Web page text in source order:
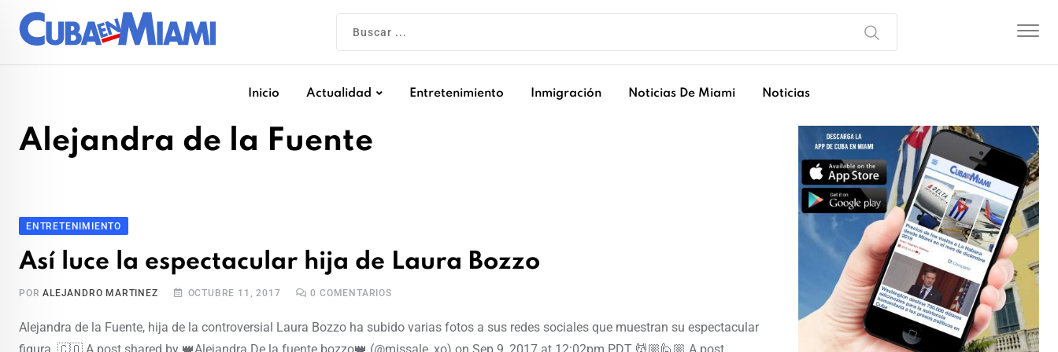
Inicio Actualidad Entretenimiento Inmigración Noticias De Miami Noticias
Alejandra de la Fuente
ENTRETENIMIENTO
Así luce la espectacular hija de Laura Bozzo
PORALEJANDRO MARTINEZ OCTUBRE 11, 2017 0 COMENTARIOS
Alejandra de la Fuente, hija de la controversial Laura Bozzo ha subido varias fotos a sus redes sociales que muestran su espectacular